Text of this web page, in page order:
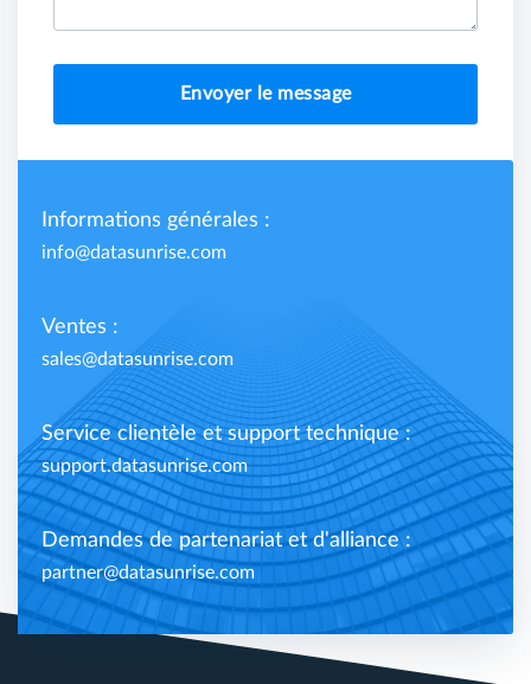
Envoyer le message
Informations générales :
info@datasunrise.com
Ventes :
sales@datasunrise.com
Service clientèle et support technique :
support.datasunrise.com
Demandes de partenariat et d'alliance :
partner@datasunrise.com